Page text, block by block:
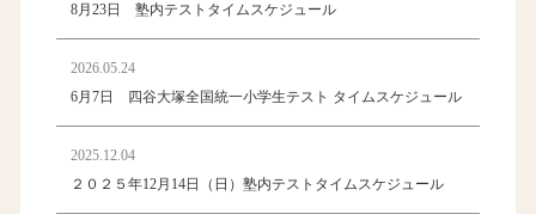
8月23日 塾内テストタイムスケジュール
2026.05.24
6月7日 四谷大塚全国統一小学生テスト タイムスケジュール
2025.12.04
２０２５年12月14日（日）塾内テストタイムスケジュール